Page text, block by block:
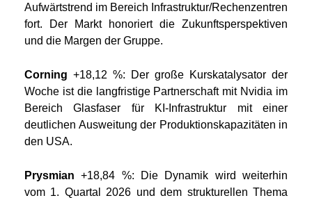
Aufwärtstrend im Bereich Infrastruktur/Rechenzentren
fort. Der Markt honoriert die Zukunftsperspektiven
und die Margen der Gruppe.
Corning +18,12 %: Der große Kurskatalysator der
Woche ist die langfristige Partnerschaft mit Nvidia im
Bereich Glasfaser für KI-Infrastruktur mit einer
deutlichen Ausweitung der Produktionskapazitäten in
den USA.
Prysmian+18,84 %: Die Dynamik wird weiterhin
vom 1. Quartal 2026 und dem strukturellen Thema